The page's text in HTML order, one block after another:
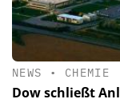
NEWS • CHEMIE
Dow schließt